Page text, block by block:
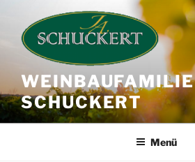
springen
WEINBAUFAMILIE
SCHUCKERT
Menü